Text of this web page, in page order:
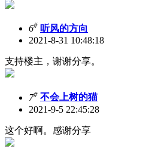
6# 听风的方向
2021-8-31 10:48:18
支持楼主，谢谢分享。
7# 不会上树的猫
2021-9-5 22:45:28
这个好啊。感谢分享